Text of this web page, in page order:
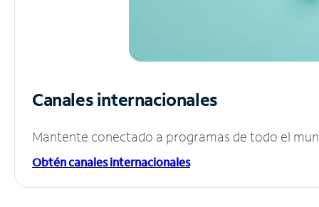
Canales internacionales
Mantente conectado a programas de todo el
Obtén canales internacionales